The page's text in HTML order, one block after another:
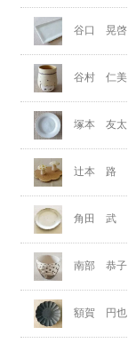
谷口 晃啓
谷村 仁美
塚本 友太
辻本 路
角田 武
南部 恭子
額賀 円也